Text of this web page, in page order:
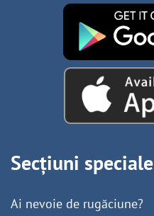
Secțiuni speciale
Ai nevoie de rugăciune?